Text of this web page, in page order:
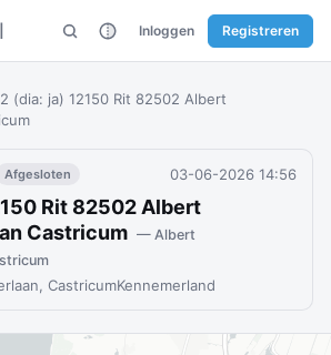
Inloggen Registreren
(dia: ja) 12150 Rit 82502 Albert
Afgesloten 03-06-2026 14:56
Rit 82502 Albert
Castricum — Albert
CastricumKennemerland